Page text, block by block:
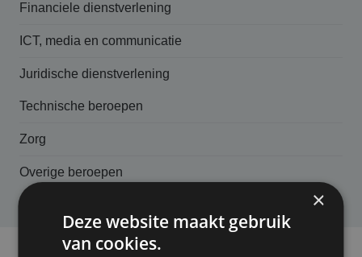
Financiele dienstverlening
ICT, media en communicatie
Juridische dienstverlening
Technische beroepen
Zorg
Overige beroepen
×
Deze website maakt gebruik
van cookies.